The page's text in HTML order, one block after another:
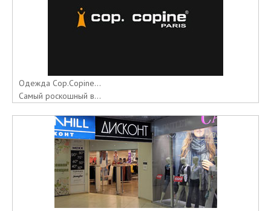
Одежда Cop.Copine...
Самый роскошный в...